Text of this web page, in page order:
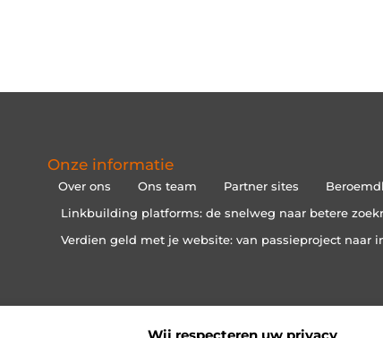
Onze informatie
Over ons Ons team Partner sites
Linkbuilding platforms: de snelweg naar betere
Verdien geld met je website: van passieproject naar